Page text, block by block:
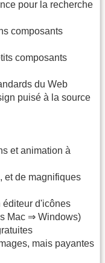
pour la recherche
composants
composants
du Web
puisé à la source
et animation à
et de magnifiques
éditeur d'icônes
Mac ⇒ Windows)
mais payantes